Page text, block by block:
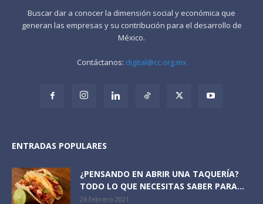
Buscar dar a conocer la dimensión social y económica que
generan las empresas y su contribución para el desarrollo de
México.
Contáctanos: digital@cc.org.mx
ENTRADAS POPULARES
¿PENSANDO EN ABRIR UNA TAQUERÍA?
TODO LO QUE NECESITAS SABER PARA...
26 febrero 2021